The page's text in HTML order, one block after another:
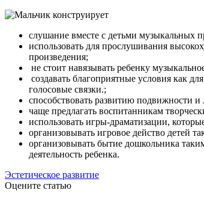
слушание вместе с детьми музыкальных
использовать для прослушивания
произведения;
не стоит навязывать ребенку
создавать благоприятные условия как
голосовые связки.;
способствовать развитию подвижности
чаще предлагать воспитанникам
использовать игры-драматизации,
организовывать игровое действо детей
организовывать бытие дошкольника
деятельность ребенка.
Эстетическое развитие
Оцените статью